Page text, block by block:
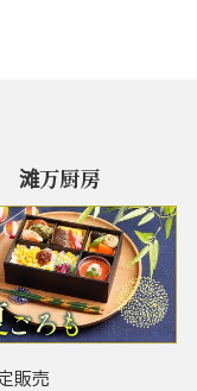
滩万厨房
販売